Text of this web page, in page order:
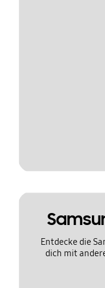
Entdecke die
dich mit